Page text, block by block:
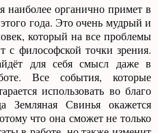
наиболее органично примет в
года. Это очень мудрый и
который на все проблемы
философской точки зрения.
для себя смысл даже в
Все события, которые
использовать во благо
Земляная Свинья окажется
что она сможет не только